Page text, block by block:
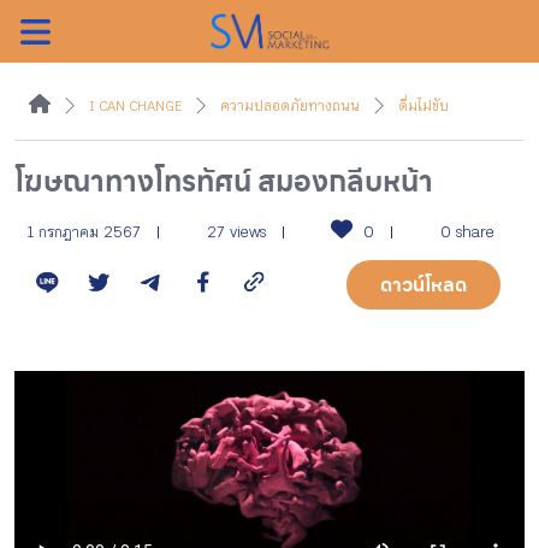
ค้นหา
หน้าแรกแคมเปญ
บทความแคมเปญ
สื่อของแคมเปญ
I CAN CHANGE ความปลอดภัยทางถนน ดื่มไม่ขับ
โฆษณาทางโทรทัศน์ สมองกลีบหน้า
1 กรกฎาคม 2567 27 views 0 0 share
ดาวน์โหลด